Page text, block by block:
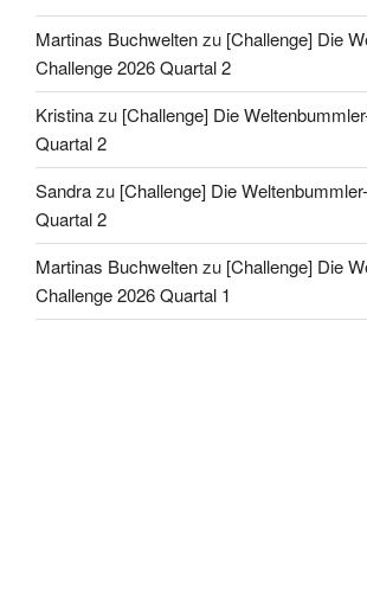
Martinas Buchweltenzu [Challenge] Die
Challenge 2026 Quartal 2
Kristinazu [Challenge] Die
Quartal 2
Sandrazu [Challenge] Die
Quartal 2
Martinas Buchweltenzu [Challenge] Die
Challenge 2026 Quartal 1